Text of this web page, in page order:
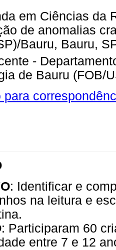
em Ciências da
de anomalias
Bauru, Bauru,
-
de Bauru (FOB/
para
: Identificar e
na leitura e
: Participaram 60
entre 7 e 12